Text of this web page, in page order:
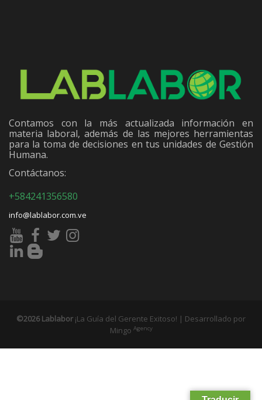
Contamos con la más actualizada información en
materia laboral, además de las mejores herramientas
para la toma de decisiones en tus unidades de Gestión
Humana.
Contáctanos:
+584241356580
info@lablabor.com.ve
©2026 Lablabor ¡La Guía del Gerente Exitoso! | Desarrollado por
Mingo Agency